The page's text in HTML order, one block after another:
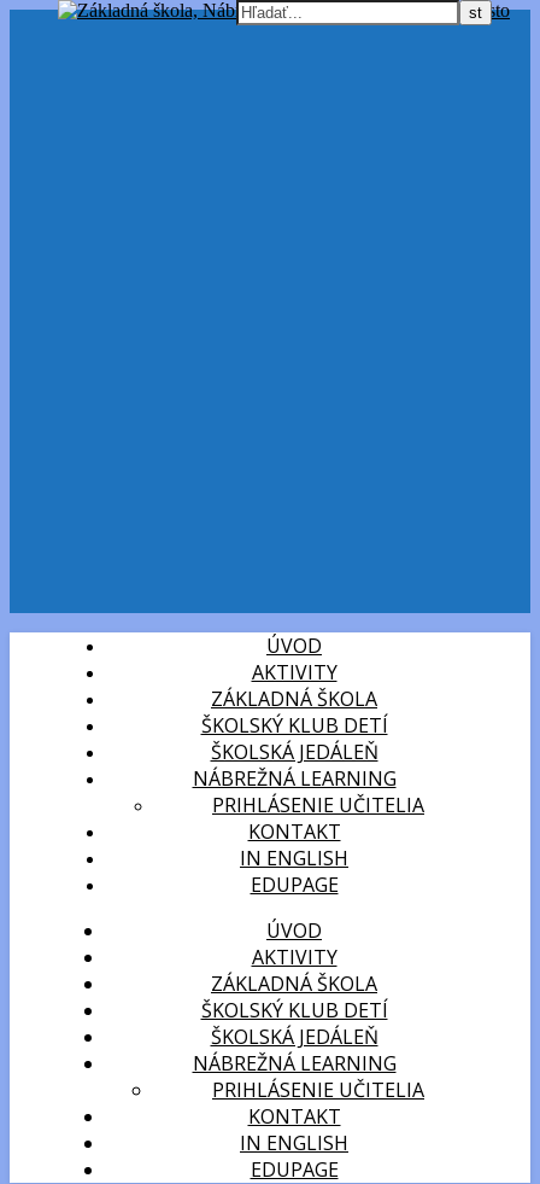
ÚVOD
AKTIVITY
ZÁKLADNÁ ŠKOLA
ŠKOLSKÝ KLUB DETÍ
ŠKOLSKÁ JEDÁLEŇ
NÁBREŽNÁ LEARNING
PRIHLÁSENIE UČITELIA
KONTAKT
IN ENGLISH
EDUPAGE
ÚVOD
AKTIVITY
ZÁKLADNÁ ŠKOLA
ŠKOLSKÝ KLUB DETÍ
ŠKOLSKÁ JEDÁLEŇ
NÁBREŽNÁ LEARNING
PRIHLÁSENIE UČITELIA
KONTAKT
IN ENGLISH
EDUPAGE